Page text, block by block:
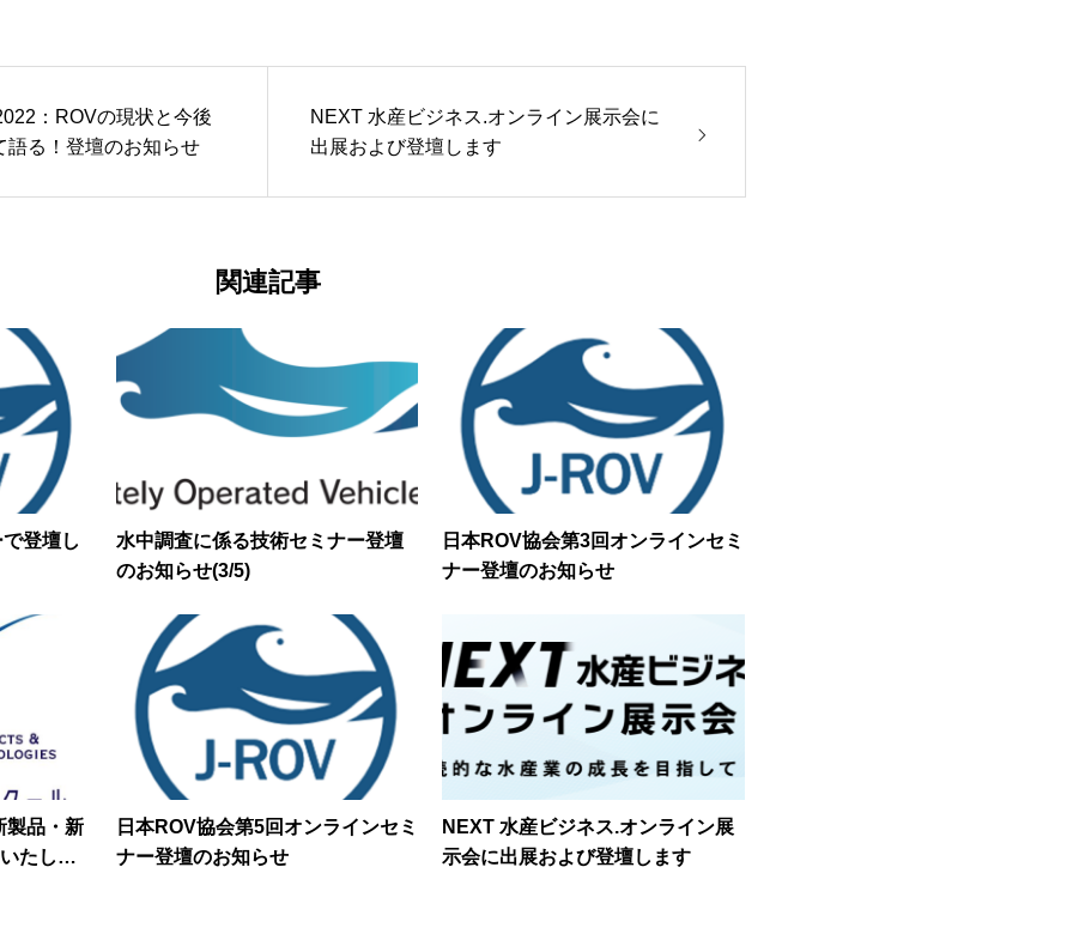
：ROVの現状と今後
語る！登壇のお知らせ
NEXT 水産ビジネス.オンライン展示会に
出展および登壇します
関連記事
登壇し
水中調査に係る技術セミナー登壇
のお知らせ(3/5)
日本ROV協会第3回オンラインセミ
ナー登壇のお知らせ
製品・新
たしま
日本ROV協会第5回オンラインセミ
ナー登壇のお知らせ
NEXT 水産ビジネス.オンライン展
示会に出展および登壇します